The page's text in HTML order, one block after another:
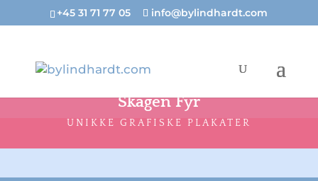
+45 31 71 77 05 info@bylindhardt.com
Skagen Fyr
UNIKKE GRAFISKE PLAKATER